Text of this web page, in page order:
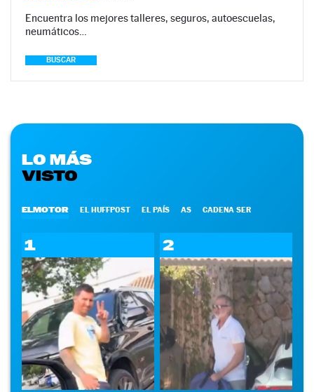
Encuentra los mejores talleres, seguros, autoescuelas,
neumáticos…
BUSCAR
LO MÁS
VISTO
ELMOTOR EL HUFFPOST EL PAÍS AS CADENA SER
1 2